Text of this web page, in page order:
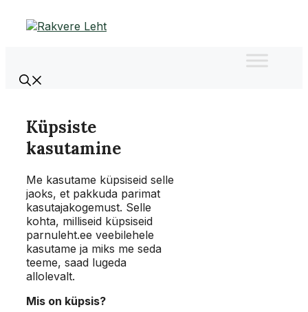
Küpsiste
kasutamine
Me kasutame küpsiseid selle
jaoks, et pakkuda parimat
kasutajakogemust. Selle
kohta, milliseid küpsiseid
parnuleht.ee veebilehele
kasutame ja miks me seda
teeme, saad lugeda
allolevalt.
Mis on küpsis?